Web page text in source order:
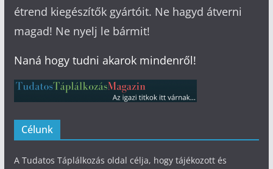
étrend kiegészítők gyártóit. Ne hagyd átverni
magad! Ne nyelj le bármit!
Naná hogy tudni akarok mindenről!
Célunk
A Tudatos Táplálkozás oldal célja, hogy tájékozott és